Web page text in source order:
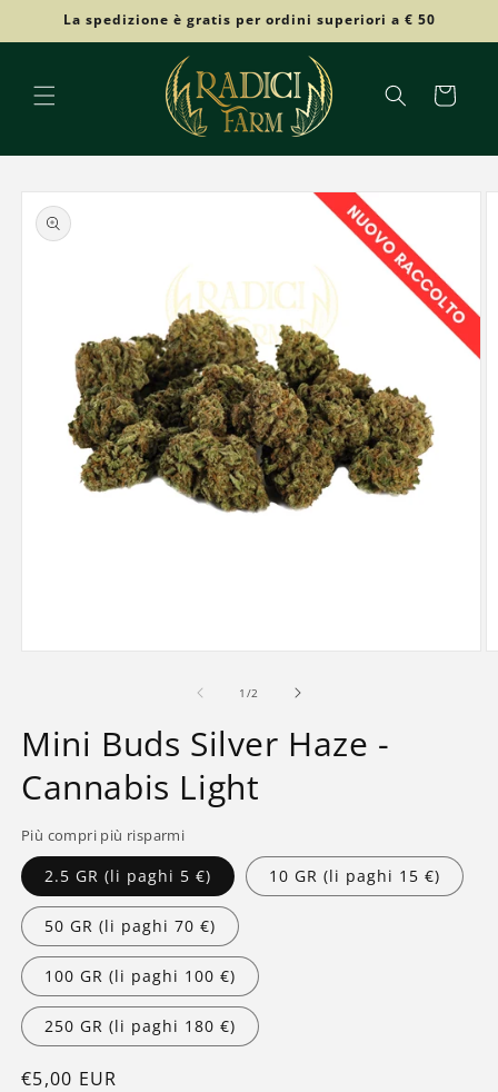
direttamente
ai contenuti
La spedizione è gratis per ordini superiori a € 50
Carrello
Passa alle
informazioni
sul prodotto
finestra
modale
1 /su2
Mini Buds Silver Haze -
Cannabis Light
Più compri più risparmi
2.5 GR (li paghi 5 €) 10 GR (li paghi 15 €)
50 GR (li paghi 70 €)
100 GR (li paghi 100 €)
250 GR (li paghi 180 €)
Prezzo
€5,00 EUR